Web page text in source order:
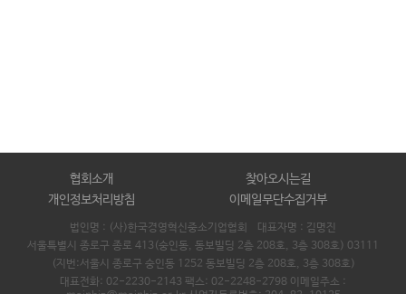
협회소개
찾아오시는길
개인정보처리방침
이메일무단수집거부
법인명 : (사)한국경영혁신중소기업협회 대표자명 : 김명진
서울특별시 종로구 종로 413(숭인동, 동보빌딩 2층 208호, 3층 308호) 03111
(지번:서울시 종로구 숭인동 1252 동보빌딩 2층 208호, 3층 308호)
대표전화: 02-2230-2143 팩스: 02-2248-2798 이메일주소 :